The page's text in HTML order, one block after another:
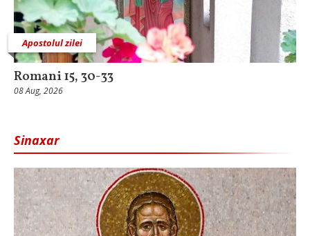
Apostolul zilei
Romani 15, 30-33
08 Aug, 2026
Sinaxar